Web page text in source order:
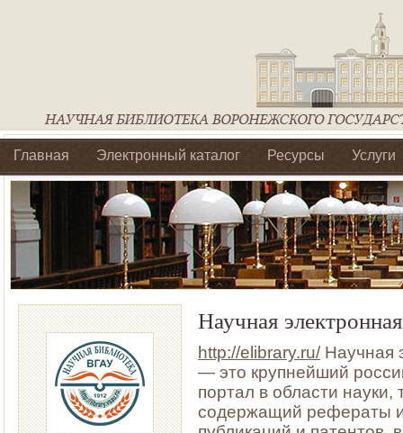
Главная Электронный каталог Ресурсы Услуги
Библиотеки регионального отделения Ассоциации
Научная
http://elibrary.ru/Научная
— это крупнейший
портал в области
содержащий рефераты